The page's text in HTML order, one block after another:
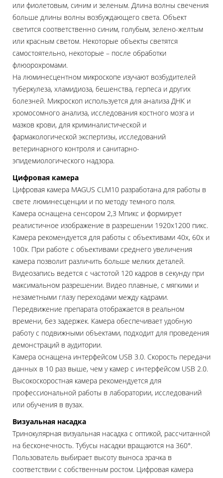
или фиолетовым, синим и зеленым. Длина волны свечения
больше длины волны возбуждающего света. Объект
светится соответственно синим, голубым, зелено-желтым
или красным светом. Некоторые объекты светятся
самостоятельно, некоторые – после обработки
флюорохромами.
На люминесцентном микроскопе изучают возбудителей
туберкулеза, хламидиоза, бешенства, герпеса и других
болезней. Микроскоп используется для анализа ДНК и
хромосомного анализа, исследования костного мозга и
мазков крови, для криминалистической и
фармакологической экспертизы, исследований
ветеринарного контроля и санитарно-
эпидемиологического надзора.
Цифровая камера
Цифровая камера MAGUS CLM10 разработана для работы в
свете люминесценции и по методу темного поля.
Камера оснащена сенсором 2,3 Мпикс и формирует
реалистичное изображение в разрешении 1920х1200 пикс.
Камера рекомендуется для работы с объективами 40х, 60х и
100х. При работе с объективами среднего увеличения
камера позволит различить больше мелких деталей.
Видеозапись ведется с частотой 120 кадров в секунду при
максимальном разрешении. Видео плавные, с мягкими и
незаметными глазу переходами между кадрами.
Передвижение препарата отображается в реальном
времени, без задержек. Камера обеспечивает удобную
работу с подвижными объектами, подходит для проведения
демонстраций в аудитории.
Камера оснащена интерфейсом USB 3.0. Скорость передачи
данных в 10 раз выше, чем у камер с интерфейсом USB 2.0.
Высокоскоростная камера рекомендуется для
профессиональной работы в лаборатории, исследований
или обучения в вузах.
Визуальная насадка
Тринокулярная визуальная насадка с оптикой, рассчитанной
на бесконечность. Тубусы насадки вращаются на 360°.
Пользователь выбирает высоту выноса зрачка в
соответствии с собственным ростом. Цифровая камера